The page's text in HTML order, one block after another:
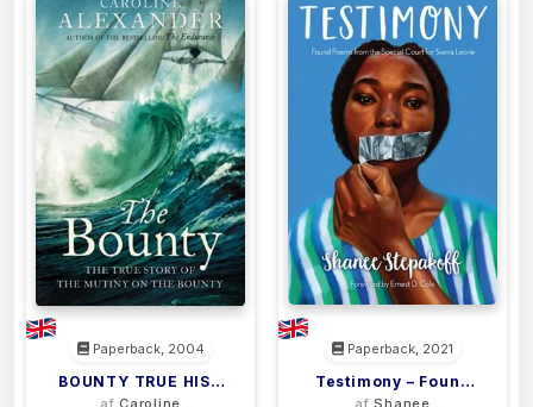
Paperback, 2004
BOUNTY TRUE HIST
afCaroline
Paperback, 2021
Testimony – Found
afShanee